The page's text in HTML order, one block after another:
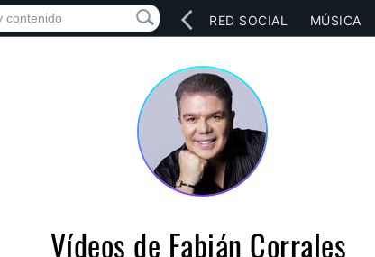
INICIO ARTISTAS RED SOCIAL MÚSICA
Vídeos de Fabián Corrales